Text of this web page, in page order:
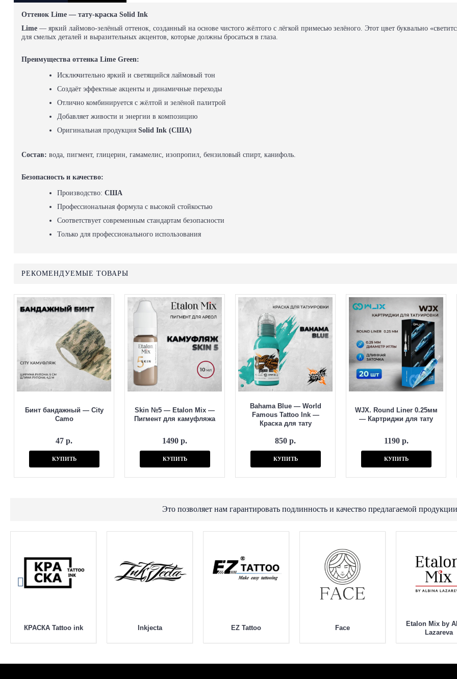
Оттенок Lime — тату-краска Solid Ink
Lime — яркий лаймово-зелёный оттенок, созданный на основе чистого жёлтого с лёгкой примесью зелёного. Этот цвет буквально
для смелых деталей и выразительных акцентов, которые должны бросаться в глаза.
Преимущества оттенка Lime Green:
Исключительно яркий и светящийся лаймовый тон
Создаёт эффектные акценты и динамичные переходы
Отлично комбинируется с жёлтой и зелёной палитрой
Добавляет живости и энергии в композицию
Оригинальная продукция Solid Ink (США)
Состав: вода, пигмент, глицерин, гамамелис, изопропил, бензиловый спирт, канифоль.
Безопасность и качество:
Производство: США
Профессиональная формула с высокой стойкостью
Соответствует современным стандартам безопасности
Только для профессионального использования
РЕКОМЕНДУЕМЫЕ ТОВАРЫ
Бинт бандажный — City
Camo
47 р.
КУПИТЬ
Skin №5 — Etalon Mix —
Пигмент для камуфляжа
1490 р.
КУПИТЬ
Bahama Blue — World
Famous Tattoo Ink —
Краска для тату
850 р.
КУПИТЬ
WJX. Round Liner 0.25мм
— Картриджи для тату
1190 р.
КУПИТЬ
Это позволяет нам гарантировать подлинность и качество предлагаемой
КРАСКА Tattoo ink Inkjecta EZ Tattoo Face
Etalon Mix by
Lazareva